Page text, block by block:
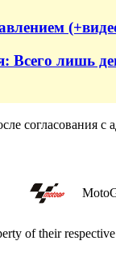
Всего лишь
согласования с
of their